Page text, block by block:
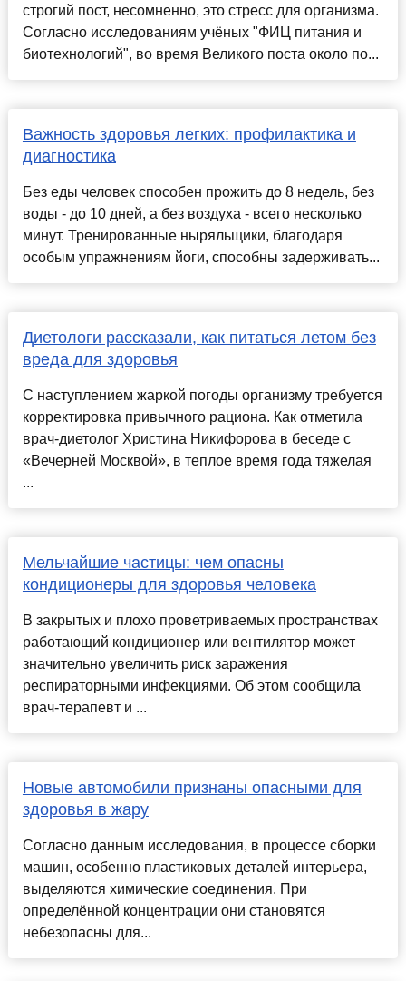
строгий пост, несомненно, это стресс для организма.
Согласно исследованиям учёных "ФИЦ питания и
биотехнологий", во время Великого поста около по...
Важность здоровья легких: профилактика и
диагностика
Без еды человек способен прожить до 8 недель, без
воды - до 10 дней, а без воздуха - всего несколько
минут. Тренированные ныряльщики, благодаря
особым упражнениям йоги, способны задерживать...
Диетологи рассказали, как питаться летом без
вреда для здоровья
С наступлением жаркой погоды организму требуется
корректировка привычного рациона. Как отметила
врач-диетолог Христина Никифорова в беседе с
«Вечерней Москвой», в теплое время года тяжелая
...
Мельчайшие частицы: чем опасны
кондиционеры для здоровья человека
В закрытых и плохо проветриваемых пространствах
работающий кондиционер или вентилятор может
значительно увеличить риск заражения
респираторными инфекциями. Об этом сообщила
врач-терапевт и ...
Новые автомобили признаны опасными для
здоровья в жару
Согласно данным исследования, в процессе сборки
машин, особенно пластиковых деталей интерьера,
выделяются химические соединения. При
определённой концентрации они становятся
небезопасны для...